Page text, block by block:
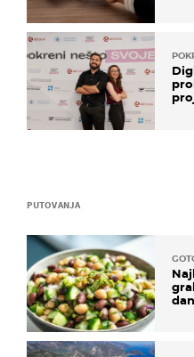
PUTOVANJA